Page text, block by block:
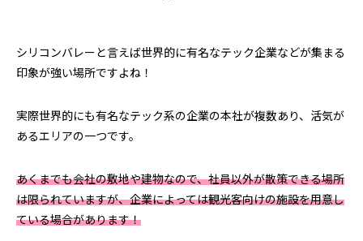
米国起業の失敗談｜プリウス30台の貸
2026.08.02 2026.07.25
シリコンバレーと言えば世界的に有名なテック企業などが集まる
印象が強い場所ですよね！
実際世界的にも有名なテック系の企業の本社が複数あり、活気が
あるエリアの一つです。
あくまでも会社の敷地や建物なので、社員以外が散策できる場所
は限られていますが、企業によっては観光客向けの施設を用意し
ている場合があります！